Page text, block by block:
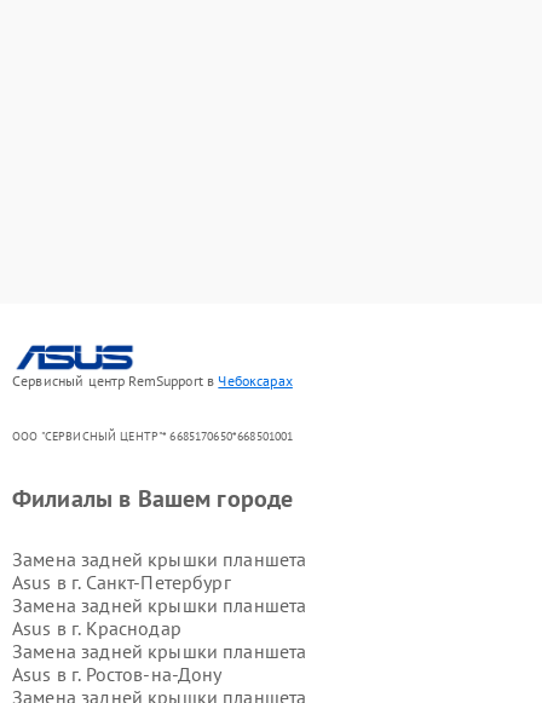
Сервисный центр RemSupport вЧебоксарах
ООО "СЕРВИСНЫЙ ЦЕНТР"* 6685170650*668501001
Филиалы в Вашем городе
Замена задней крышки планшета
Asus в г. Санкт-Петербург
Замена задней крышки планшета
Asus в г. Краснодар
Замена задней крышки планшета
Asus в г. Ростов-на-Дону
Замена задней крышки планшета